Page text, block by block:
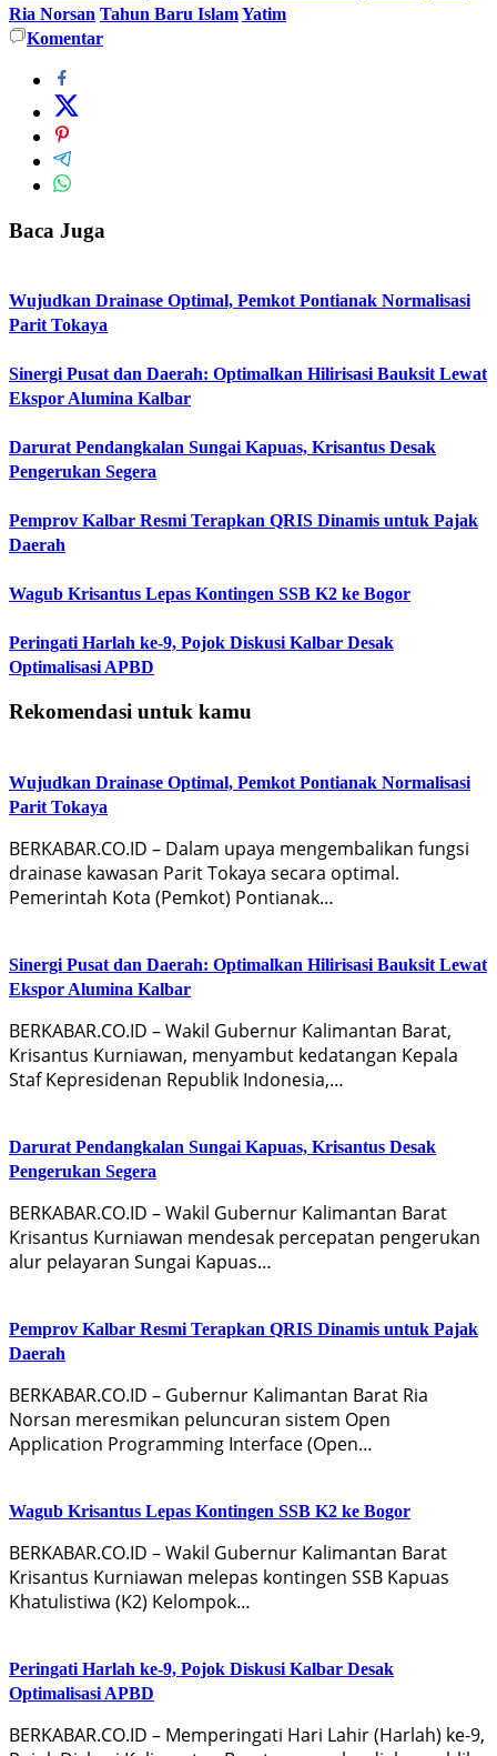
Ria Norsan Tahun Baru IslamYatim
Komentar
Baca Juga
Wujudkan Drainase Optimal, Pemkot Pontianak Normalisasi
Parit Tokaya
Sinergi Pusat dan Daerah: Optimalkan Hilirisasi Bauksit Lewat
Ekspor Alumina Kalbar
Darurat Pendangkalan Sungai Kapuas, Krisantus Desak
Pengerukan Segera
Pemprov Kalbar Resmi Terapkan QRIS Dinamis untuk Pajak
Daerah
Wagub Krisantus Lepas Kontingen SSB K2 ke Bogor
Peringati Harlah ke-9, Pojok Diskusi Kalbar Desak
Optimalisasi APBD
Rekomendasi untuk kamu
Wujudkan Drainase Optimal, Pemkot Pontianak Normalisasi
Parit Tokaya
BERKABAR.CO.ID – Dalam upaya mengembalikan fungsi
drainase kawasan Parit Tokaya secara optimal.
Pemerintah Kota (Pemkot) Pontianak…
Sinergi Pusat dan Daerah: Optimalkan Hilirisasi Bauksit Lewat
Ekspor Alumina Kalbar
BERKABAR.CO.ID – Wakil Gubernur Kalimantan Barat,
Krisantus Kurniawan, menyambut kedatangan Kepala
Staf Kepresidenan Republik Indonesia,…
Darurat Pendangkalan Sungai Kapuas, Krisantus Desak
Pengerukan Segera
BERKABAR.CO.ID – Wakil Gubernur Kalimantan Barat
Krisantus Kurniawan mendesak percepatan pengerukan
alur pelayaran Sungai Kapuas…
Pemprov Kalbar Resmi Terapkan QRIS Dinamis untuk Pajak
Daerah
BERKABAR.CO.ID – Gubernur Kalimantan Barat Ria
Norsan meresmikan peluncuran sistem Open
Application Programming Interface (Open…
Wagub Krisantus Lepas Kontingen SSB K2 ke Bogor
BERKABAR.CO.ID – Wakil Gubernur Kalimantan Barat
Krisantus Kurniawan melepas kontingen SSB Kapuas
Khatulistiwa (K2) Kelompok…
Peringati Harlah ke-9, Pojok Diskusi Kalbar Desak
Optimalisasi APBD
BERKABAR.CO.ID – Memperingati Hari Lahir (Harlah) ke-9,